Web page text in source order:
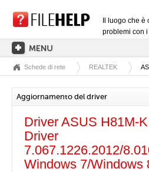
Il luogo che
problemi con i
PAGINA PRINCIPALE
CATEGORIE DELLE ESTENSIONI
FILE DLL
CONVERSIONI DI FILE
Schede di rete REALTEK
Aggiornamento del driver
Driver ASUS H81M-
Driver
7.067.1226.2012/
Windows 7/Windows